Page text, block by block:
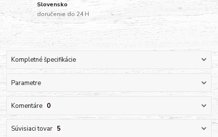
Slovensko
doručenie do 24 H
Kompletné špecifikácie
Parametre
Komentáre 0
Súvisiaci tovar 5